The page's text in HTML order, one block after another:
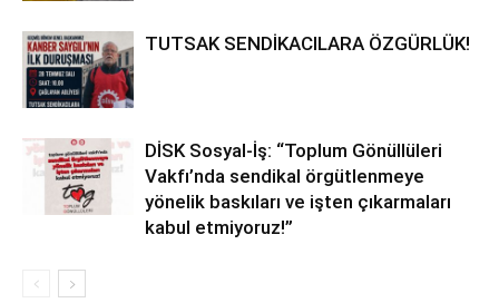
TUTSAK SENDİKACILARA ÖZGÜRLÜK!
DİSK Sosyal-İş: “Toplum Gönüllüleri
Vakfı’nda sendikal örgütlenmeye
yönelik baskıları ve işten çıkarmaları
kabul etmiyoruz!”